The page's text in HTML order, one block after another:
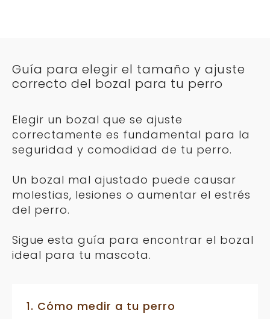
Guía para elegir el tamaño y ajuste
correcto del bozal para tu perro
Elegir un bozal que se ajuste
correctamente es fundamental para la
seguridad y comodidad de tu perro.
Un bozal mal ajustado puede causar
molestias, lesiones o aumentar el estrés
del perro.
Sigue esta guía para encontrar el bozal
ideal para tu mascota.
1. Cómo medir a tu perro
elegir
en
de
producto